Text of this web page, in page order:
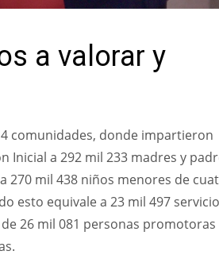
a valorar y
comunidades, donde impartieron
Inicial a 292 mil 233 madres y
270 mil 438 niños menores de
esto equivale a 23 mil 497
26 mil 081 personas promotoras